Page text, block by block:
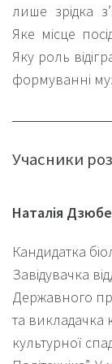
лише зрідка
Яке місце
Яку роль
формуванні
Учасники
Наталія
Кандидатка
Завідувачка
Державного
та викладачка
культурної